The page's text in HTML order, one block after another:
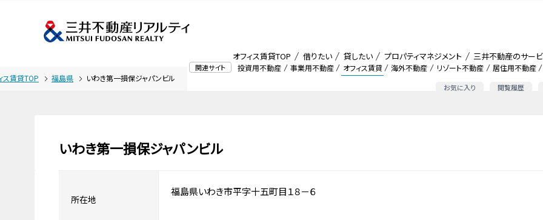
関連サイト 投資用不動産 事業用不動産 オフィス賃貸 海外不動産 リゾート不動産 居住用不動産
お気に入り 閲覧履歴
オフィス賃貸TOP 借りたい 貸したい プロパティマネジメント 三井不動産のサービ
ス賃貸TOP 福島県 いわき第一損保ジャパンビル
いわき第一損保ジャパンビル
所在地
福島県いわき市平字十五町目１８－６